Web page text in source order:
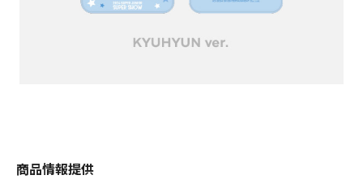
商品情報提供